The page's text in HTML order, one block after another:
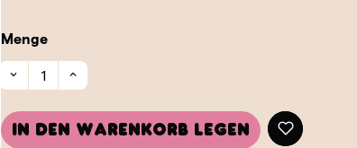
Menge
In den Warenkorb legen